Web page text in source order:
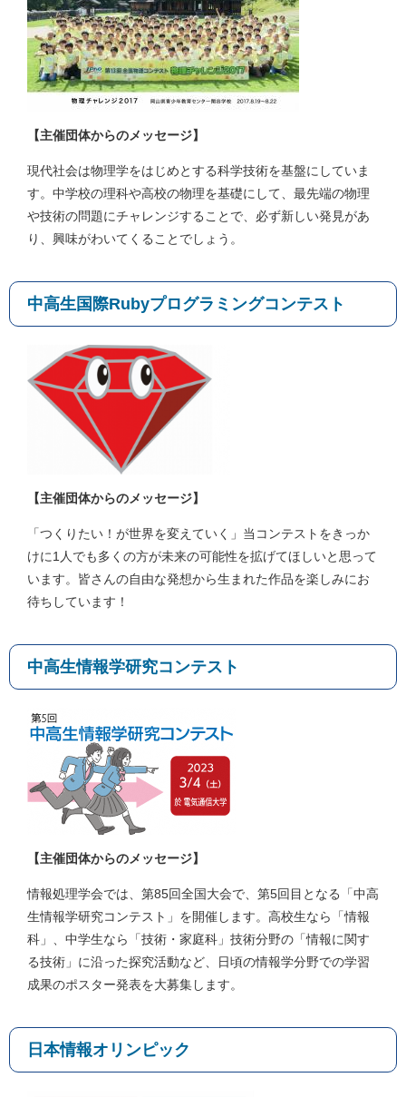
【主催団体からのメッセージ】
現代社会は物理学をはじめとする科学技術を基盤にしていま
す。中学校の理科や高校の物理を基礎にして、最先端の物理
や技術の問題にチャレンジすることで、必ず新しい発見があ
り、興味がわいてくることでしょう。
中高生国際Rubyプログラミングコンテスト
【主催団体からのメッセージ】
「つくりたい！が世界を変えていく」当コンテストをきっか
けに1人でも多くの方が未来の可能性を拡げてほしいと思って
います。皆さんの自由な発想から生まれた作品を楽しみにお
待ちしています！
中高生情報学研究コンテスト
【主催団体からのメッセージ】
情報処理学会では、第85回全国大会で、第5回目となる「中高
生情報学研究コンテスト」を開催します。高校生なら「情報
科」、中学生なら「技術・家庭科」技術分野の「情報に関す
る技術」に沿った探究活動など、日頃の情報学分野での学習
成果のポスター発表を大募集します。
日本情報オリンピック